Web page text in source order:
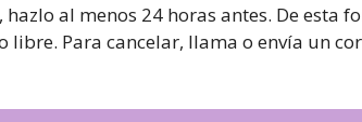
hazlo al menos 24 horas antes. De esta
libre. Para cancelar, llama o envía un